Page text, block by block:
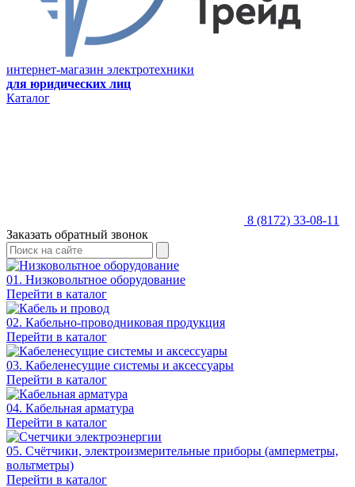
интернет-магазин электротехники
для юридических лиц
Каталог
8 (8172) 33-08-11
Заказать обратный звонок
01. Низковольтное оборудование
Перейти в каталог
02. Кабельно-проводниковая продукция
Перейти в каталог
03. Кабеленесущие системы и аксессуары
Перейти в каталог
04. Кабельная арматура
Перейти в каталог
05. Счётчики, электроизмерительные приборы (амперметры,
вольтметры)
Перейти в каталог